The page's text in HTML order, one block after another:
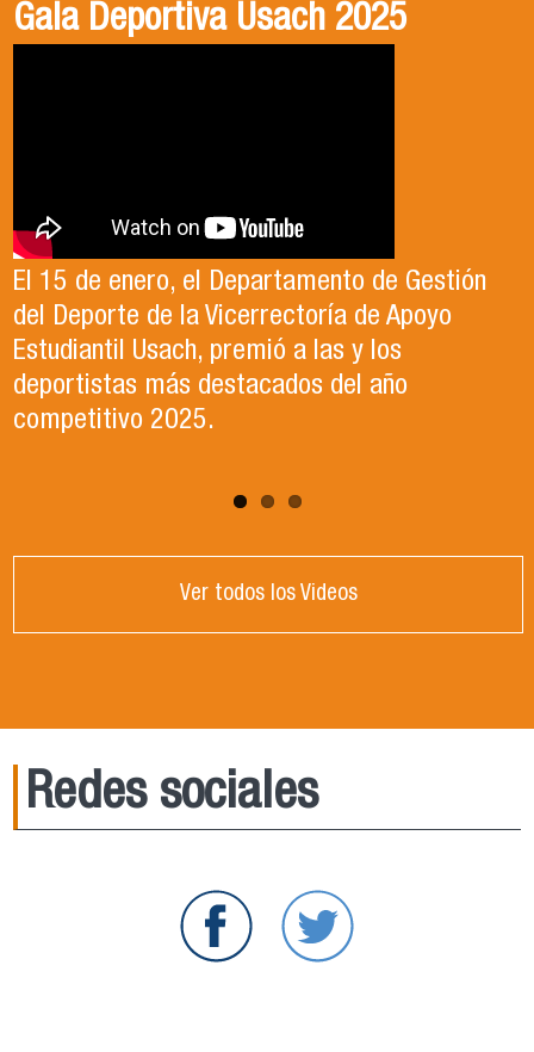
Gala Deportiva Usach 2025
El 15 de enero, el Departamento de Gestión
del Deporte de la Vicerrectoría de Apoyo
Estudiantil Usach, premió a las y los
deportistas más destacados del año
competitivo 2025.
Usach en el Territorio, capítulo 2
En este segundo capítulo conoceremos el
Proyecto Ludo Inclusión, liderado por el
profesor Claudio Farías y estudiantes de
Pedagogía en Educación Física de la Facultad
de Ciencias Médicas de la Uni
Candidatura Director de Escuela
Te invitamos a revisar el video de nuestro
candidato , el Dr. Celso Sanchez para el cargo
de Director de Escuela período 2025-2026.
Ver todos los Videos
Redes sociales